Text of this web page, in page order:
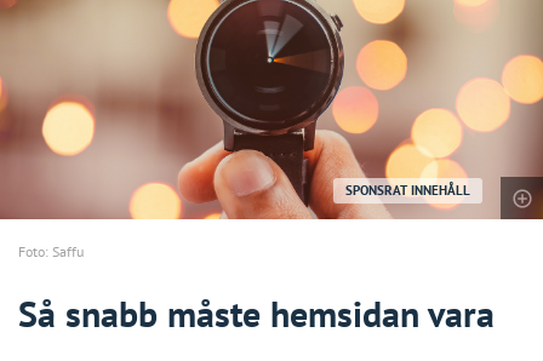
SPONSRAT INNEHÅLL
Foto: Saffu
Så snabb måste hemsidan vara